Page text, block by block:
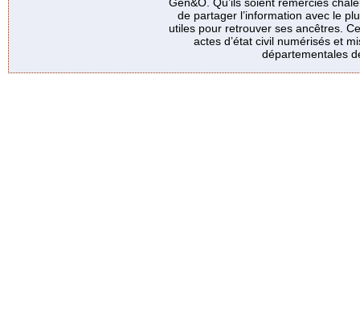
de partager l’information avec le
utiles pour retrouver ses ancêtres.
actes d’état civil numérisés et
départementales